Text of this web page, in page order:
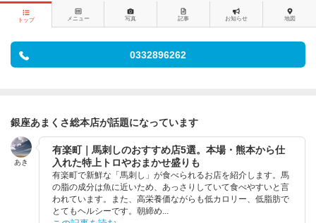
トップ メニュー 写真 記事 お知らせ 地図
0332896262
銀座あまくさ総本店が話題になっています
あき
有楽町｜馬刺しのおすすめ店5選。本場・熊本から仕
入れた特上トロやおまかせ盛りも
有楽町で新鮮な「馬刺し」が食べられるお店を紹介します。馬
の脂の成分は魚に近いため、あっさりしていて食べやすいと言
われています。また、高栄養価ながらも低カロリー、低脂肪で
とてもヘルシーです。朝締め...